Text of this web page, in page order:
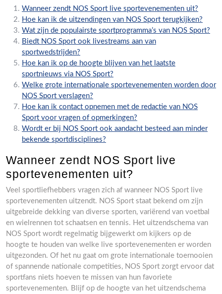
Wanneer zendt NOS Sport live sportevenementen uit?
Hoe kan ik de uitzendingen van NOS Sport terugkijken?
Wat zijn de populairste sportprogramma’s van NOS Sport?
Biedt NOS Sport ook livestreams aan van
sportwedstrijden?
Hoe kan ik op de hoogte blijven van het laatste
sportnieuws via NOS Sport?
Welke grote internationale sportevenementen worden door
NOS Sport verslagen?
Hoe kan ik contact opnemen met de redactie van NOS
Sport voor vragen of opmerkingen?
Wordt er bij NOS Sport ook aandacht besteed aan minder
bekende sportdisciplines?
Wanneer zendt NOS Sport live
sportevenementen uit?
Veel sportliefhebbers vragen zich af wanneer NOS Sport live
sportevenementen uitzendt. NOS Sport staat bekend om zijn
uitgebreide dekking van diverse sporten, variërend van voetbal
en wielrennen tot schaatsen en tennis. Het uitzendschema van
NOS Sport wordt regelmatig bijgewerkt om kijkers op de
hoogte te houden van welke live sportevenementen er worden
uitgezonden. Of het nu gaat om grote internationale toernooien
of spannende nationale competities, NOS Sport zorgt ervoor dat
sportfans niets hoeven te missen van hun favoriete
sportevenementen. Blijf op de hoogte van het uitzendschema